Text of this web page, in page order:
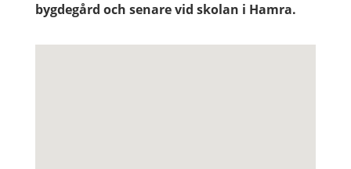
bygdegård och senare vid skolan i Hamra.